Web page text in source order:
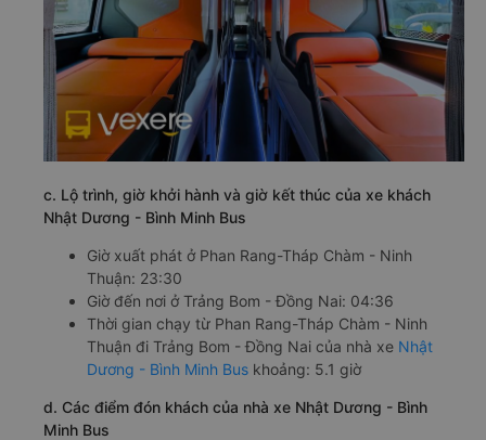
c. Lộ trình, giờ khởi hành và giờ kết thúc của xe khách
Nhật Dương - Bình Minh Bus
Giờ xuất phát ở Phan Rang-Tháp Chàm - Ninh
Thuận: 23:30
Giờ đến nơi ở Trảng Bom - Đồng Nai: 04:36
Thời gian chạy từ Phan Rang-Tháp Chàm - Ninh
Thuận đi Trảng Bom - Đồng Nai của nhà xe Nhật
Dương - Bình Minh Bus khoảng: 5.1 giờ
d. Các điểm đón khách của nhà xe Nhật Dương - Bình
Minh Bus